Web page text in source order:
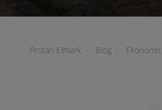
Protan Elmark - Blog -